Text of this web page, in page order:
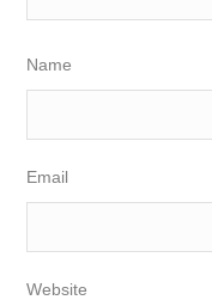
Name
Email
Website